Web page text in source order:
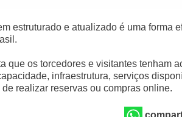
estruturado e atualizado é uma
que os torcedores e visitantes tenham
infraestrutura, serviços
realizar reservas ou compras online.